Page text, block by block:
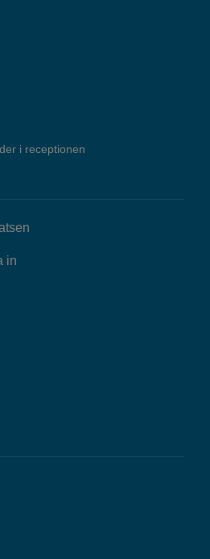
i receptionen
in
webbplats, öppnas i nytt fönster.